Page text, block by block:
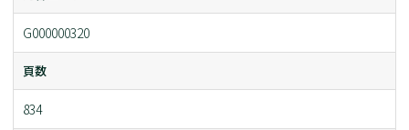
G000000320
頁数
834